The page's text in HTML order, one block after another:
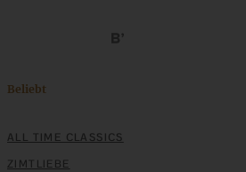
Beliebt
ALL TIME CLASSICS
ZIMTLIEBE